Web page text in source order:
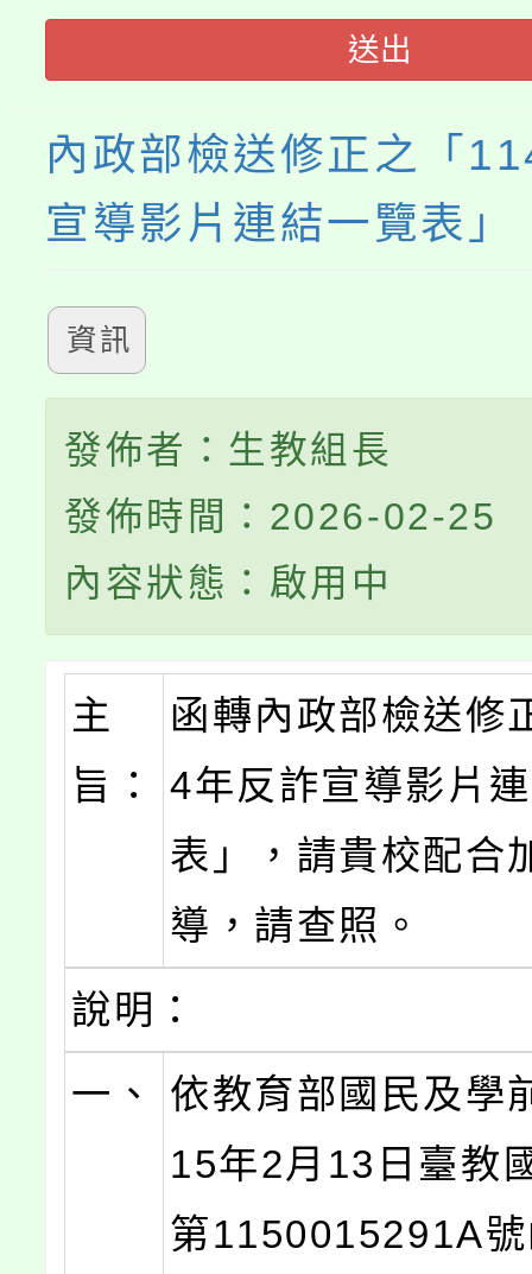
送出
內政部檢送修正之「
宣導影片連結一覽表」
資訊
發佈者：生教組長
發佈時間：2026-02-25
內容狀態：啟用中
主
旨：
函轉內政部檢送修
4年反詐宣導影片
表」，請貴校配合
導，請查照。
說明：
一、
依教育部國民及學
15年2月13日臺教
第1150015291A